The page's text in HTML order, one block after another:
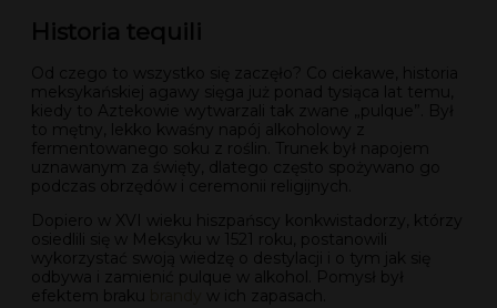
Historia tequili
Od czego to wszystko się zaczęło? Co ciekawe, historia
meksykańskiej agawy sięga już ponad tysiąca lat temu,
kiedy to Aztekowie wytwarzali tak zwane „pulque”. Był
to mętny, lekko kwaśny napój alkoholowy z
fermentowanego soku z roślin. Trunek był napojem
uznawanym za święty, dlatego często spożywano go
podczas obrzędów i ceremonii religijnych.
Dopiero w XVI wieku hiszpańscy konkwistadorzy, którzy
osiedlili się w Meksyku w 1521 roku, postanowili
wykorzystać swoją wiedzę o destylacji i o tym jak się
odbywa i zamienić pulque w alkohol. Pomysł był
efektem braku
w ich zapasach.